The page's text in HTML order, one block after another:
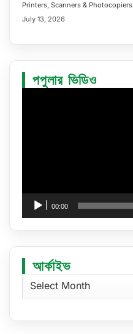
Printers, Scanners & Photocopiers
July 13, 2026
পপুলার ভিডিও
00:00
আর্কাইভ